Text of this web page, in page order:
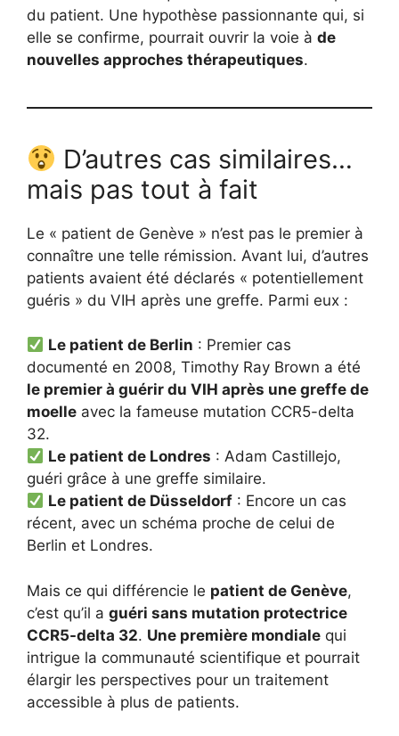
du patient. Une hypothèse passionnante qui, si
elle se confirme, pourrait ouvrir la voie à de
nouvelles approches thérapeutiques.
D’autres cas similaires…
mais pas tout à fait
Le « patient de Genève » n’est pas le premier à
connaître une telle rémission. Avant lui, d’autres
patients avaient été déclarés « potentiellement
guéris » du VIH après une greffe. Parmi eux :
Le patient de Berlin : Premier cas
documenté en 2008, Timothy Ray Brown a été
le premier à guérir du VIH après une greffe de
moelle avec la fameuse mutation CCR5-delta
32.
Le patient de Londres : Adam Castillejo,
guéri grâce à une greffe similaire.
Le patient de Düsseldorf : Encore un cas
récent, avec un schéma proche de celui de
Berlin et Londres.
Mais ce qui différencie le patient de Genève,
c’est qu’il a guéri sans mutation protectrice
CCR5-delta 32. Une première mondiale qui
intrigue la communauté scientifique et pourrait
élargir les perspectives pour un traitement
accessible à plus de patients.